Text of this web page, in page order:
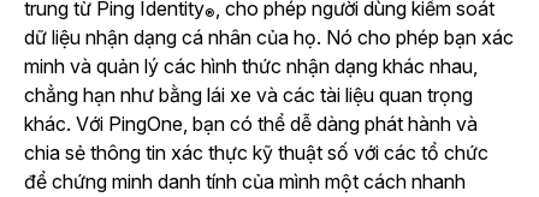
trung từ Ping Identity®, cho phép người dùng kiểm soát
dữ liệu nhận dạng cá nhân của họ. Nó cho phép bạn xác
minh và quản lý các hình thức nhận dạng khác nhau,
chẳng hạn như bằng lái xe và các tài liệu quan trọng
khác. Với PingOne, bạn có thể dễ dàng phát hành và
chia sẻ thông tin xác thực kỹ thuật số với các tổ chức
để chứng minh danh tính của mình một cách nhanh